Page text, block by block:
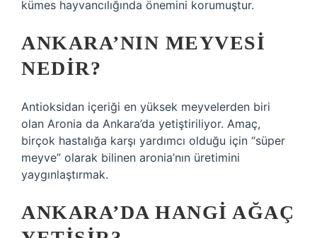
kümes hayvancılığında önemini korumuştur.
ANKARA’NIN MEYVESI
NEDIR?
Antioksidan içeriği en yüksek meyvelerden biri
olan Aronia da Ankara’da yetiştiriliyor. Amaç,
birçok hastalığa karşı yardımcı olduğu için “süper
meyve” olarak bilinen aronia’nın üretimini
yaygınlaştırmak.
ANKARA’DA HANGI AĞAÇ